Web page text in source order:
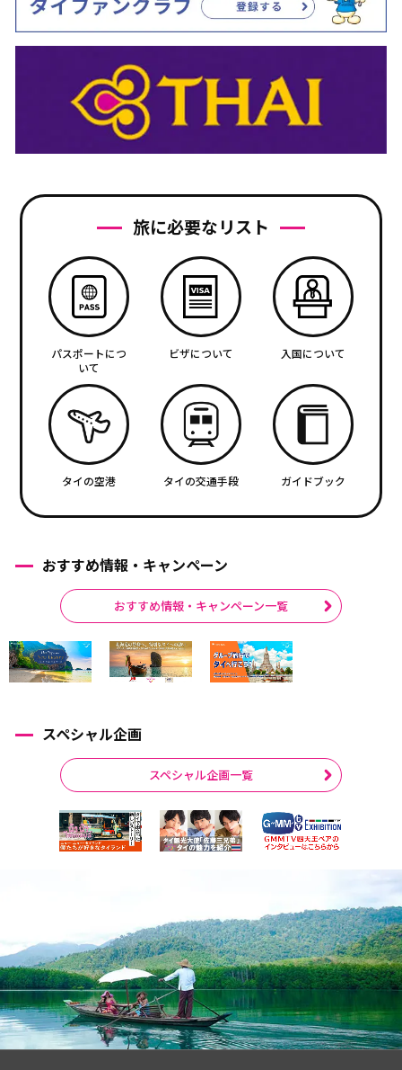
旅に必要なリスト
パスポートにつ
いて
ビザについて 入国について
タイの空港 タイの交通手段 ガイドブック
おすすめ情報・キャンペーン
おすすめ情報・キャンペーン一覧
スペシャル企画
スペシャル企画一覧